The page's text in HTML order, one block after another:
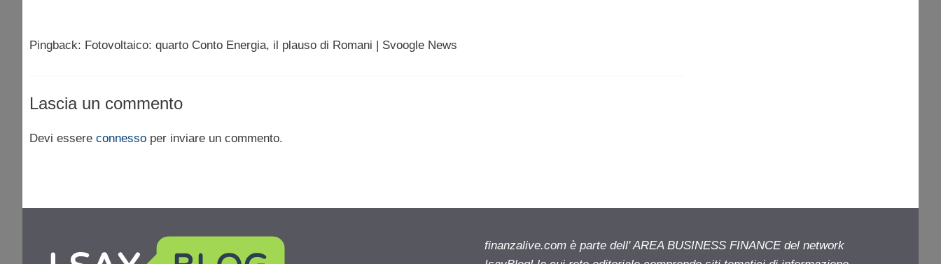
Pingback: Fotovoltaico: quarto Conto Energia, il plauso di Romani | Svoogle News
Lascia un commento
Devi essere connesso per inviare un commento.
finanzalive.com è parte dell' AREA BUSINESS FINANCE del network